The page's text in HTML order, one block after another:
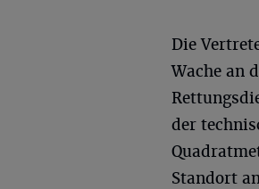
Die
Wache an
der
Standort